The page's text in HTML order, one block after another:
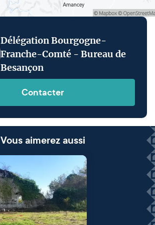
Délégation Bourgogne-
Franche-Comté - Bureau de
Besançon
Contacter
Vous aimerez aussi